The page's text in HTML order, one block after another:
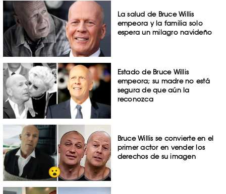
La salud de Bruce Willis
empeora y la familia solo
espera un milagro navideño
Estado de Bruce Willis
empeora; su madre no está
segura de que aún la
reconozca
Bruce Willis se convierte en el
primer actor en vender los
derechos de su imagen